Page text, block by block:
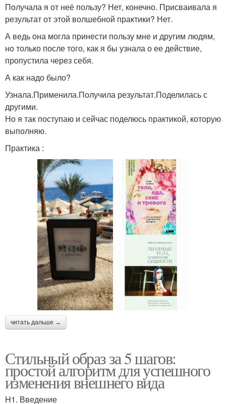
Получала я от неё пользу? Нет, конечно. Присваивала я
результат от этой волшебной практики? Нет.
А ведь она могла принести пользу мне и другим людям,
но только после того, как я бы узнала о ее действие,
пропустила через себя.
А как надо было?
Узнала.Применила.Получила результат.Поделилась с
другими.
Но я так поступаю и сейчас поделюсь практикой, которую
выполняю.
Практика :
читать дальше →
Стильный образ за 5 шагов:
простой алгоритм для успешного
изменения внешнего вида
H1. Введение